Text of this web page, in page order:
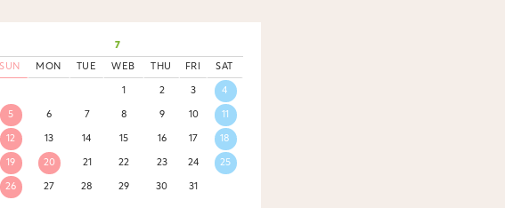
7
SUN MON TUE WEB THU FRI SAT
1 2 3 4
5 6 7 8 9 10 11
12 13 14 15 16 17 18
19 20 21 22 23 24 25
26 27 28 29 30 31